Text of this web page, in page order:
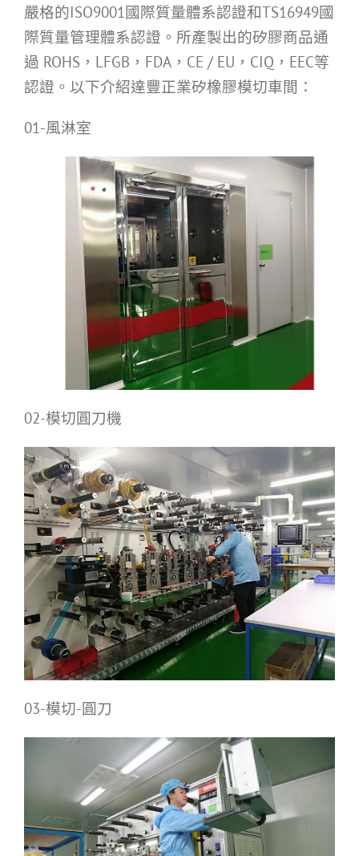
嚴格的ISO9001國際質量體系認證和TS16949國
際質量管理體系認證。所產製出的矽膠商品通
過 ROHS，LFGB，FDA，CE / EU，CIQ，EEC等
認證。以下介紹達豐正業矽橡膠模切車間：
01-風淋室
02-模切圓刀機
03-模切-圓刀